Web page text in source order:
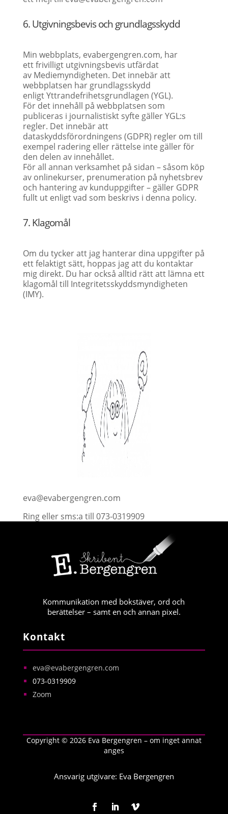
6. Utgivningsbevis och grundlagsskydd
Min webbplats, evabergengren.com, har
ett frivilligt utgivningsbevis utfärdat
av Mediemyndigheten. Det innebär att
webbplatsen har grundlagsskydd
enligt Yttrandefrihetsgrundlagen (YGL).
För det innehåll på webbplatsen som
publiceras i journalistiskt syfte gäller YGL:s
regler. Det innebär att
dataskyddsförordningens (GDPR) regler om till
exempel radering eller rättelse inte gäller för
den delen av innehållet.
För all annan verksamhet på sidan – såsom köp
av onlinekurser, prenumeration på nyhetsbrev
och hantering av kunduppgifter – gäller GDPR
fullt ut enligt vad som beskrivs i denna policy.
7. Klagomål
Om du tycker att jag hanterar dina uppgifter på
ett felaktigt sätt, hoppas jag att du kontaktar
mig direkt. Du har också alltid rätt att lämna ett
klagomål till Integritetsskyddsmyndigheten
(IMY).
eva@evabergengren.com
Ring eller sms:a till 073-0319909
Kommunikation med bokstäver, ord och
berättelser – samt en och annan pixel.
Kontakt
eva@evabergengren.com
073-0319909
Zoom
Copyright © 2026 Eva Bergengren – om inget annat
anges
Ansvarig utgivare: Eva Bergengren